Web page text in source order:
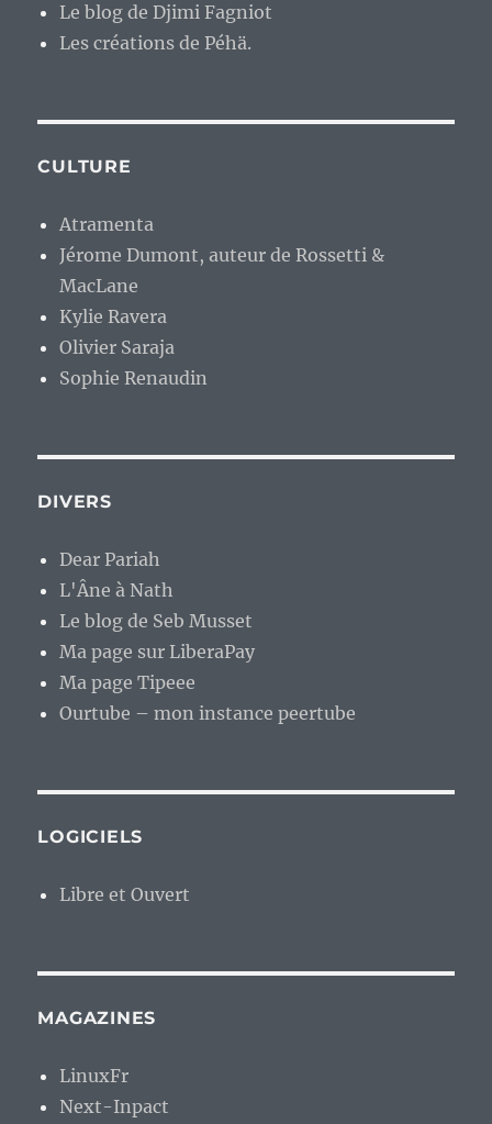
Le blog de Djimi Fagniot
Les créations de Péhä.
CULTURE
Atramenta
Jérome Dumont, auteur de Rossetti &
MacLane
Kylie Ravera
Olivier Saraja
Sophie Renaudin
DIVERS
Dear Pariah
L'Âne à Nath
Le blog de Seb Musset
Ma page sur LiberaPay
Ma page Tipeee
Ourtube – mon instance peertube
LOGICIELS
Libre et Ouvert
MAGAZINES
LinuxFr
Next-Inpact